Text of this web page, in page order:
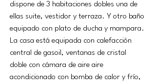
dispone de 3 habitaciones dobles una de
ellas suite, vestidor y terraza. Y otro baño
equipado con plato de ducha y mampara.
La casa está equipada con calefacción
central de gasoil, ventanas de cristal
doble con cámara de aire aire
acondicionado con bomba de calor y frío,